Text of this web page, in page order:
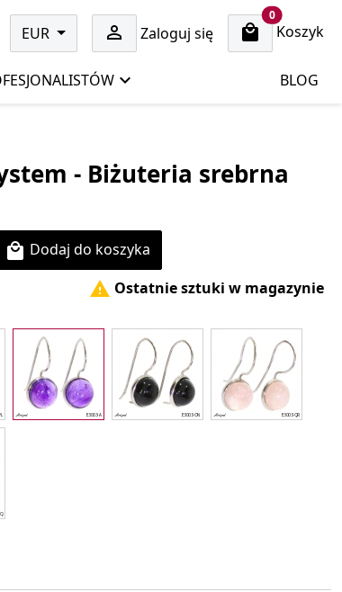
EUR Zaloguj się 
0cart items
Koszyk
BLOG
- Biżuteria srebrna
 Dodaj do koszyka
 Ostatnie sztuki w magazynie